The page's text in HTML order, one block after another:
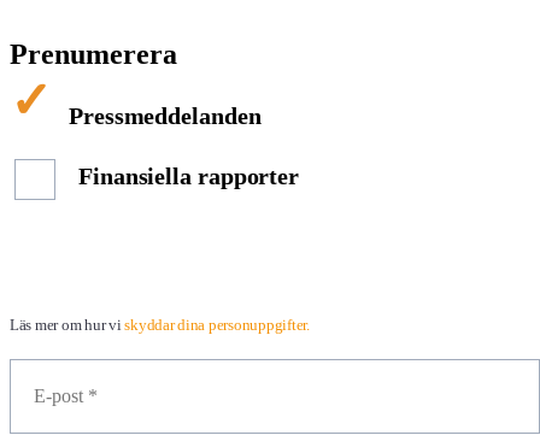
Prenumerera
Pressmeddelanden
Finansiella rapporter
Läs mer om hur viskyddar dina personuppgifter.